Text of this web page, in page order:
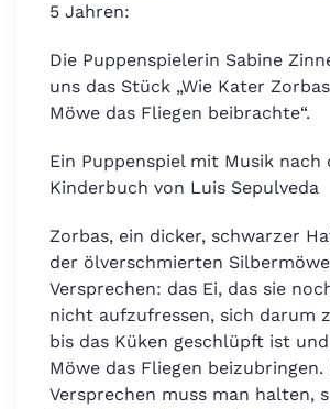
5 Jahren:
Die Puppenspielerin Sabine
uns das Stück „Wie Kater
Möwe das Fliegen beibrachte“.
Ein Puppenspiel mit Musik nach
Kinderbuch von Luis Sepulveda
Zorbas, ein dicker, schwarzer
der ölverschmierten
Versprechen: das Ei, das sie
nicht aufzufressen, sich darum
bis das Küken geschlüpft ist
Möwe das Fliegen beizubringen.
Versprechen muss man halten,